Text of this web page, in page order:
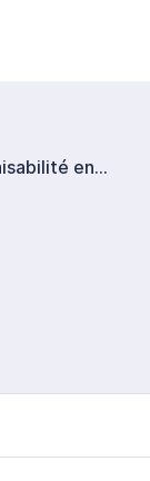
Etude de faisabilité en cours pour un projet de port spatial en Thailande